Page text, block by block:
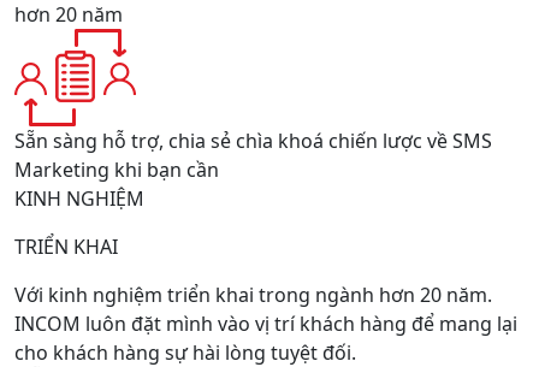
hơn 20 năm
Sẵn sàng hỗ trợ, chia sẻ chìa khoá chiến lược về SMS
Marketing khi bạn cần
KINH NGHIỆM
TRIỂN KHAI
Với kinh nghiệm triển khai trong ngành hơn 20 năm.
INCOM luôn đặt mình vào vị trí khách hàng để mang lại
cho khách hàng sự hài lòng tuyệt đối.